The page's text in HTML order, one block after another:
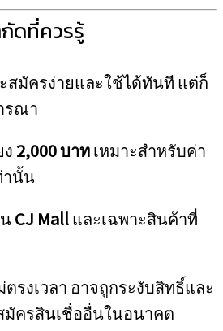
ดที่ควรรู้
สมัครง่ายและใช้ได้ทันที แต่ก็
รณา
2,000 บาทเหมาะสำหรับค่า
านั้น
CJ Mallและเฉพาะสินค้าที่
รงเวลา อาจถูกระงับสิทธิ์และ
มัครสินเชื่ออื่นในอนาคต